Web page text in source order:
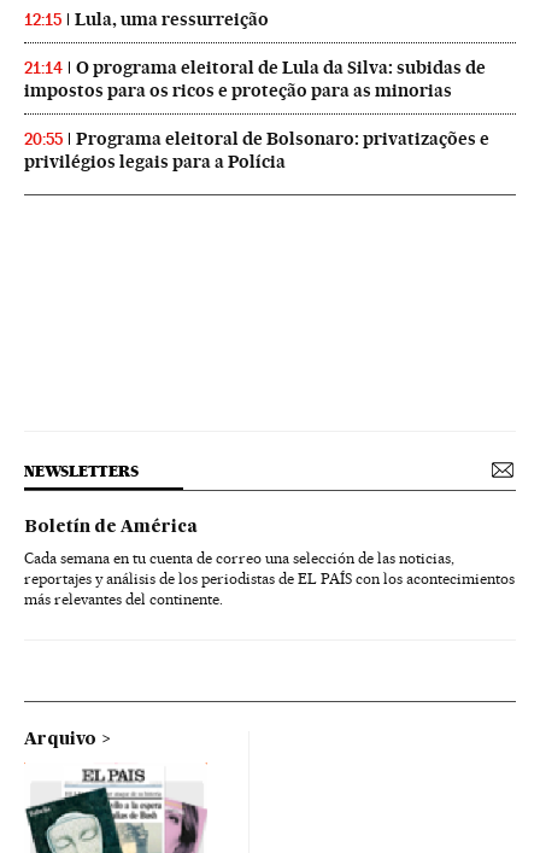
12:15 Lula, uma ressurreição
21:14
O programa eleitoral de Lula da Silva: subidas de
impostos para os ricos e proteção para as minorias
20:55
Programa eleitoral de Bolsonaro: privatizações e
privilégios legais para a Polícia
NEWSLETTERS
Boletín de América
Cada semana en tu cuenta de correo una selección de las noticias,
reportajes y análisis de los periodistas de EL PAÍS con los acontecimientos
más relevantes del continente.
Arquivo